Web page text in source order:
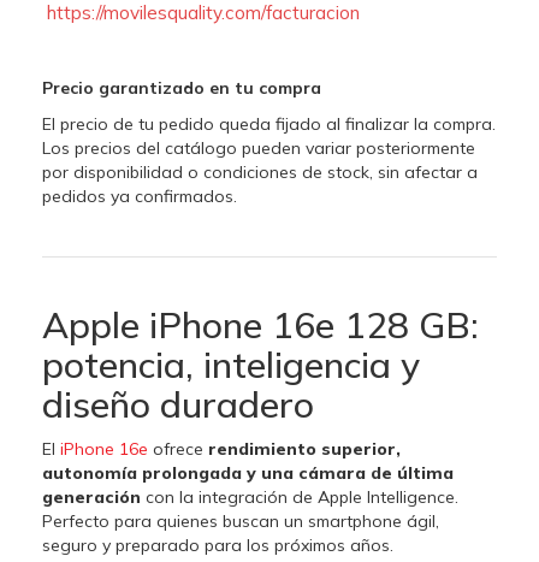
https://movilesquality.com/facturacion
Precio garantizado en tu compra
El precio de tu pedido queda fijado al finalizar la compra.
Los precios del catálogo pueden variar posteriormente
por disponibilidad o condiciones de stock, sin afectar a
pedidos ya confirmados.
Apple iPhone 16e 128 GB:
potencia, inteligencia y
diseño duradero
El iPhone 16e ofrece rendimiento superior,
autonomía prolongada y una cámara de última
generación con la integración de Apple Intelligence.
Perfecto para quienes buscan un smartphone ágil,
seguro y preparado para los próximos años.